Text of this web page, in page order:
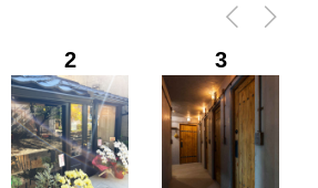
2 3